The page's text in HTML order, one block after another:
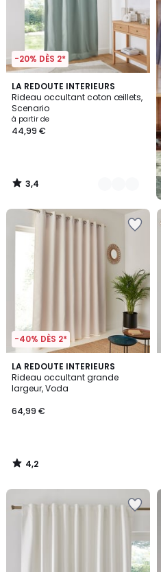
-20% DÈS 2*
LA REDOUTE INTERIEURS
Rideau occultant coton œillets,
Scenario
à partir de
44,99 €
3,4
/ 5
8
Couleurs
3,4
/
-40% DÈS 2*
LA REDOUTE INTERIEURS
Rideau occultant grande
largeur, Voda
64,99 €
4,2
/ 5
4,2
/